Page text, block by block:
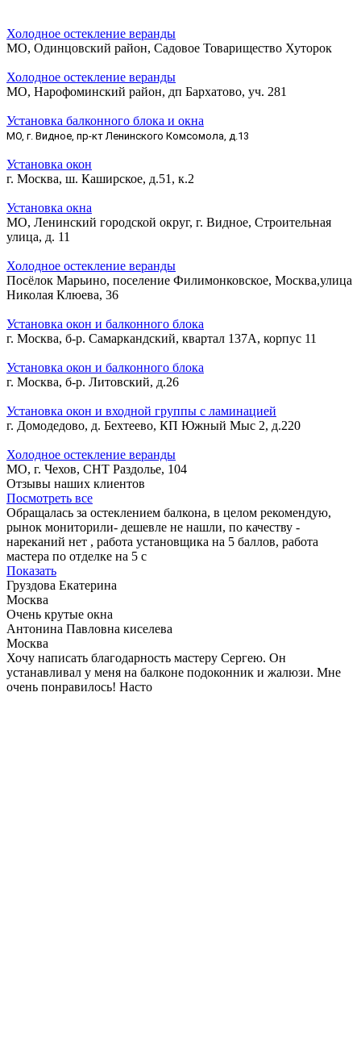
Холодное остекление веранды
МО, Одинцовский район, Садовое Товарищество Хуторок
Холодное остекление веранды
МО, Нарофоминский район, дп Бархатово, уч. 281
Установка балконного блока и окна
МО, г. Видное, пр-кт Ленинского Комсомола, д.13
Установка окон
г. Москва, ш. Каширское, д.51, к.2
Установка окна
МО, Ленинский городской округ, г. Видное, Строительная
улица, д. 11
Холодное остекление веранды
Посёлок Марьино, поселение Филимонковское, Москва,улица
Николая Клюева, 36
Установка окон и балконного блока
г. Москва, б-р. Самаркандский, квартал 137А, корпус 11
Установка окон и балконного блока
г. Москва, б-р. Литовский, д.26
Установка окон и входной группы с ламинацией
г. Домодедово, д. Бехтеево, КП Южный Мыс 2, д.220
Холодное остекление веранды
МО, г. Чехов, СНТ Раздолье, 104
Отзывы наших клиентов
Посмотреть все
Обращалась за остеклением балкона, в целом рекомендую,
рынок мониторили- дешевле не нашли, по качеству -
нареканий нет , работа установщика на 5 баллов, работа
мастера по отделке на 5 с
Показать
Груздова Екатерина
Москва
Очень крутые окна
Антонина Павловна киселева
Москва
Хочу написать благодарность мастеру Сергею. Он
устанавливал у меня на балконе подоконник и жалюзи. Мне
очень понравилось! Насто